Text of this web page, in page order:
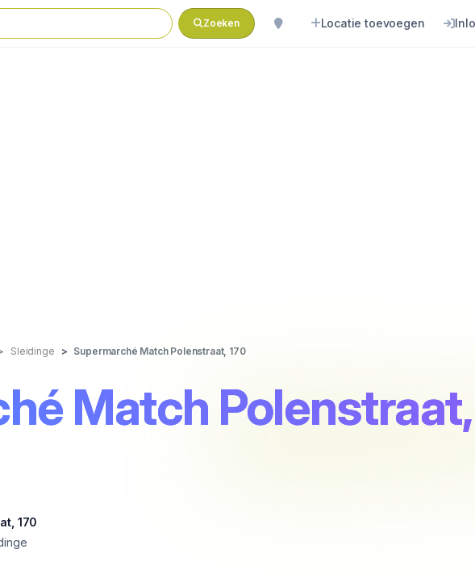
Zoeken Locatie toevoegen
Sleidinge Supermarché Match Polenstraat, 170
Match Polenstraat,
170